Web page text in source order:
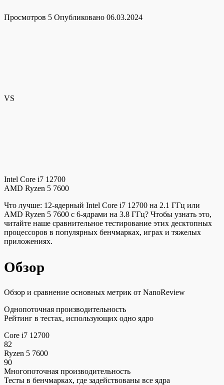
Просмотров 5 Опубликовано 06.03.2024
VS
Intel Core i7 12700
AMD Ryzen 5 7600
Что лучше: 12-ядерный Intel Core i7 12700 на 2.1 ГГц или
AMD Ryzen 5 7600 с 6-ядрами на 3.8 ГГц? Чтобы узнать это,
читайте наше сравнительное тестирование этих десктопных
процессоров в популярных бенчмарках, играх и тяжелых
приложениях.
Обзор
Обзор и сравнение основных метрик от NanoReview
Однопоточная производительность
Рейтинг в тестах, использующих одно ядро
Core i7 12700
82
Ryzen 5 7600
90
Многопоточная производительность
Тесты в бенчмарках, где задействованы все ядра